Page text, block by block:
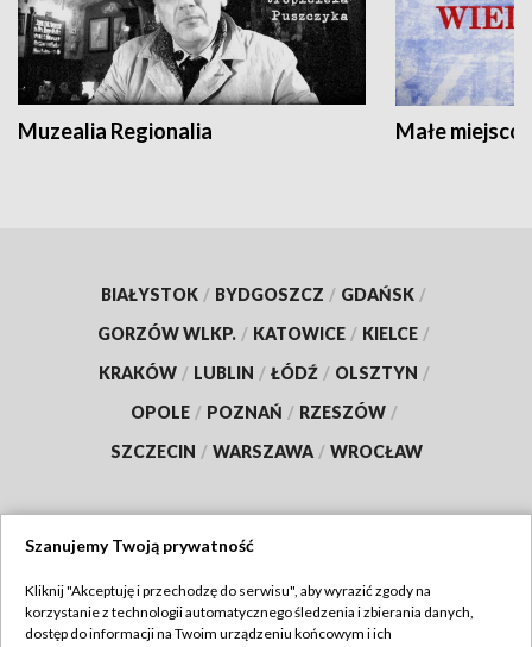
Muzealia Regionalia Małe
BIAŁYSTOK / BYDGOSZCZ / GDAŃSK /
GORZÓW WLKP. / KATOWICE / KIELCE /
KRAKÓW / LUBLIN / ŁÓDŹ / OLSZTYN /
OPOLE / POZNAŃ / RZESZÓW /
SZCZECIN / WARSZAWA / WROCŁAW
TVP
Szanujemy Twoją prywatność
Kliknij "Akceptuję i przechodzę do serwisu", aby wyrazić zgody na
korzystanie z technologii automatycznego śledzenia i zbierania danych,
dostęp do informacji na Twoim urządzeniu końcowym i ich